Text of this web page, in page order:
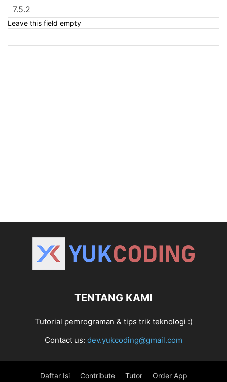
Leave this field empty
TENTANG KAMI
Tutorial pemrograman & tips trik teknologi :)
Contact us: dev.yukcoding@gmail.com
Daftar Isi Contribute Tutor Order App